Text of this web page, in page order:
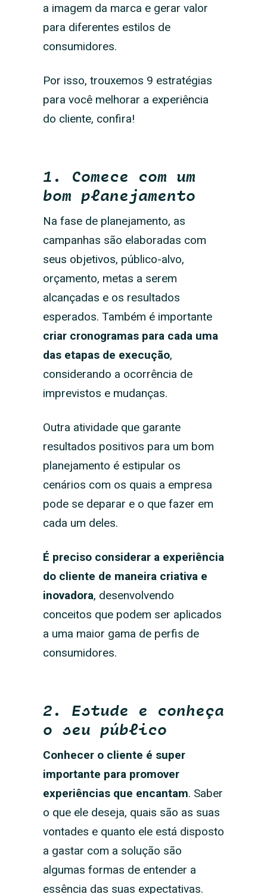
a imagem da marca e gerar valor
para diferentes estilos de
consumidores.
Por isso, trouxemos 9 estratégias
para você melhorar a experiência
do cliente, confira!
1. Comece com um
bom planejamento
Na fase de planejamento, as
campanhas são elaboradas com
seus objetivos, público-alvo,
orçamento, metas a serem
alcançadas e os resultados
esperados. Também é importante
criar cronogramas para cada uma
das etapas de execução,
considerando a ocorrência de
imprevistos e mudanças.
Outra atividade que garante
resultados positivos para um bom
planejamento é estipular os
cenários com os quais a empresa
pode se deparar e o que fazer em
cada um deles.
É preciso considerar a experiência
do cliente de maneira criativa e
inovadora, desenvolvendo
conceitos que podem ser aplicados
a uma maior gama de perfis de
consumidores. ‍
2. Estude e conheça
o seu público
Conhecer o cliente é super
importante para promover
experiências que encantam. Saber
o que ele deseja, quais são as suas
vontades e quanto ele está disposto
a gastar com a solução são
algumas formas de entender a
essência das suas expectativas.